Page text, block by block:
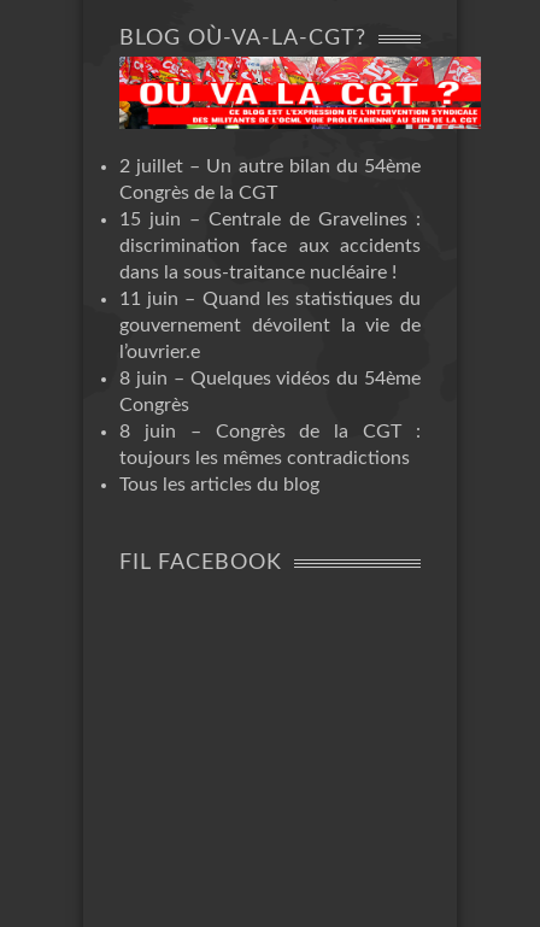
BLOG OÙ-VA-LA-CGT?
2 juillet – Un autre bilan du 54ème
Congrès de la CGT
15 juin – Centrale de Gravelines :
discrimination face aux accidents
dans la sous-traitance nucléaire !
11 juin – Quand les statistiques du
gouvernement dévoilent la vie de
l’ouvrier.e
8 juin – Quelques vidéos du 54ème
Congrès
8 juin – Congrès de la CGT :
toujours les mêmes contradictions
Tous les articles du blog
FIL FACEBOOK